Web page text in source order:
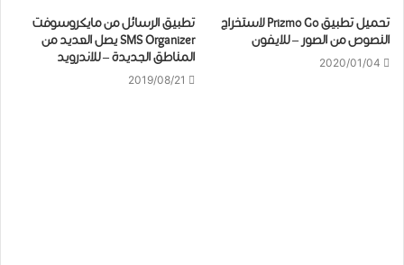
تحميل تطبيق Prizmo Go لاستخراج
النصوص من الصور – للايفون
2020/01/04
تطبيق الرسائل من مايكروسوفت
SMS Organizer يصل العديد من
المناطق الجديدة – للاندرويد
2019/08/21